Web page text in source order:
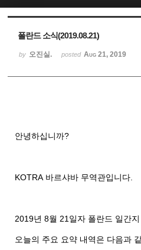
폴란드 소식(2019.08.21)
by 오진실. posted Aug 21, 2019
안녕하십니까?
KOTRA 바르샤바 무역관입니다
2019년 8월 21 일자 폴란드 일간지
오늘의 주요 요약 내역은 다음과
Sketchbook5, 스케치북5